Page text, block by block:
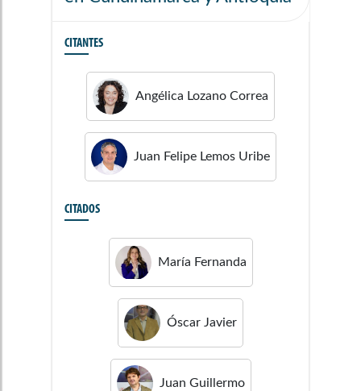
CITANTES
Angélica Lozano Correa
Juan Felipe Lemos Uribe
CITADOS
María Fernanda
Óscar Javier
Juan Guillermo